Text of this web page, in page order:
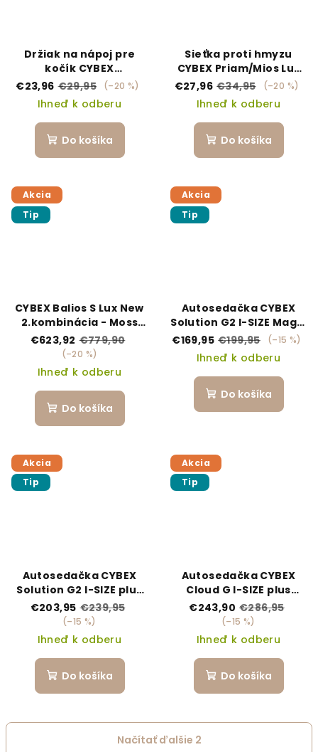
Držiak na nápoj pre
kočík CYBEX
PRIAM/MIOS/BALIOS S
€23,96 €29,95 (–20 %)
Ihneď k odberu
Do košíka
Sieťka proti hmyzu
CYBEX Priam/Mios Lux
športové sedadlo
€27,96 €34,95 (–20 %)
Ihneď k odberu
Do košíka
Akcia
Tip
CYBEX Balios S Lux New
2.kombinácia - Moss
green
€623,92 €779,90
(–20 %)
Ihneď k odberu
Do košíka
Akcia
Tip
Autosedačka CYBEX
Solution G2 I-SIZE Magic
black
€169,95 €199,95 (–15 %)
Ihneď k odberu
Do košíka
Akcia
Tip
Autosedačka CYBEX
Solution G2 I-SIZE plus
Almond beige
€203,95 €239,95
(–15 %)
Ihneď k odberu
Do košíka
Akcia
Tip
Autosedačka CYBEX
Cloud G I-SIZE plus
Almond beige
€243,90 €286,95
(–15 %)
Ihneď k odberu
Do košíka
Načítať ďalšie 2